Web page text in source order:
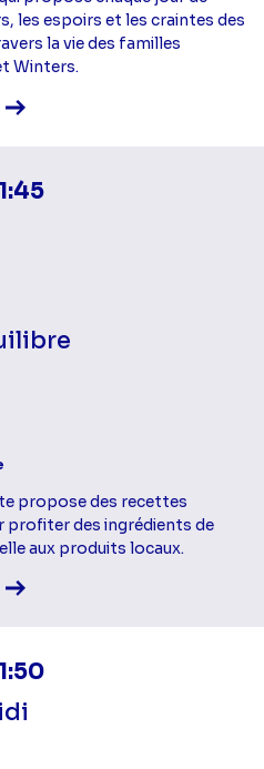
les espoirs et les craintes des
la vie des familles
Winters.
Voir la fiche diffusion
propose des recettes
profiter des ingrédients de
aux produits locaux.
Voir la fiche diffusion